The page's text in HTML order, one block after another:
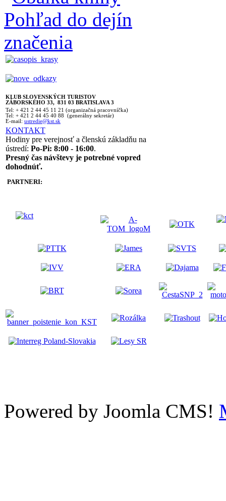
KLUB SLOVENSKÝCH TURISTOV
ZÁBORSKÉHO 33, 831 03 BRATISLAVA 3
Tel: + 421 2 44 45 11 21 (organizačná pracovníčka)
Tel: + 421 2 44 45 40 88 (generálny sekretár)
E-mail: ustredie@kst.sk
KONTAKT
Hodiny pre verejnosť a členskú základňu na
ústredí: Po-Pi: 8:00 - 16:00.
Presný čas návštevy je potrebné vopred
dohodnúť.
PARTNERI:
Powered by Joomla CMS!